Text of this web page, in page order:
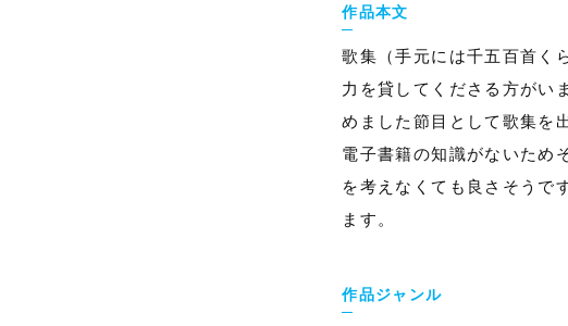
作品本文
歌集（手元には千五百首く
力を貸してくださる方がい
めました節目として歌集を
電子書籍の知識がないため
を考えなくても良さそうで
ます。
作品ジャンル